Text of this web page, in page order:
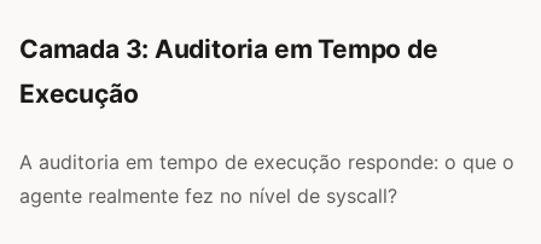
Camada 3: Auditoria em Tempo de
Execução
A auditoria em tempo de execução responde: o que o
agente realmente fez no nível de syscall?